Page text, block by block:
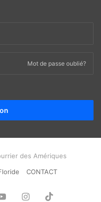
Mot de passe oublié?
des Amériques
CONTACT
YouTubeInstagram